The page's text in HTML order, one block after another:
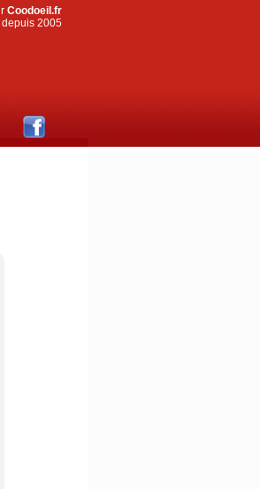
Coodoeil.fr
2005